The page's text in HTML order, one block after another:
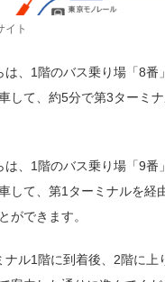
イト
は、1階のバス乗り場「8番
して、約5分で第3ターミ
は、1階のバス乗り場「9番
して、第1ターミナルを経
ができます。
ナル1階に到着後、2階に上